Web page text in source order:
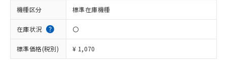
機種区分 標準在庫機種
在庫状況 〇
標準価格(税別) ¥ 1,070